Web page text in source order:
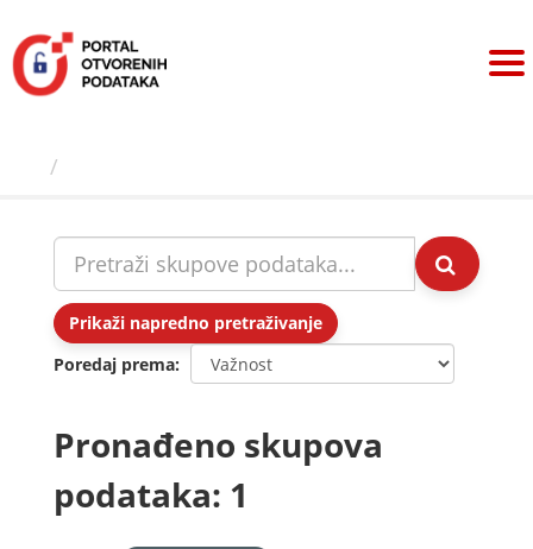
sadržaj
Prikaži napredno pretraživanje
Poredaj prema
Pronađeno skupova
podataka: 1